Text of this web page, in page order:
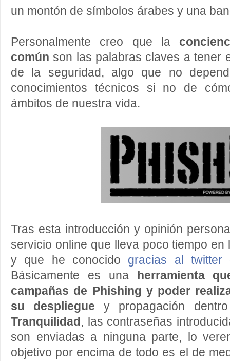
un montón de símbolos árabes y una
Personalmente creo que la
común son las palabras claves a tener
de la seguridad, algo que no
conocimientos técnicos si no de
ámbitos de nuestra vida.
Tras esta introducción y opinión
servicio online que lleva poco tiempo
y que he conocido gracias al twitter
Básicamente es una
herramienta
campañas de Phishing y poder
su despliegue y propagación
Tranquilidad , las contraseñas
son enviadas a ninguna parte, lo
objetivo por encima de todo es el de